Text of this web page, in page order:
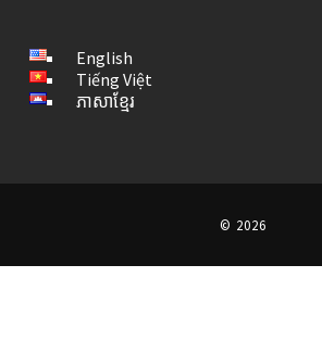
English
Tiếng Việt
ភាសាខ្មែរ
© 2026